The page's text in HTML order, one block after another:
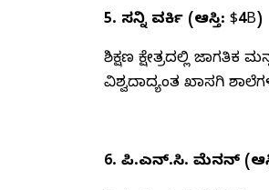
5. ಸನ್ನಿ ವರ್ಕಿ (ಆಸ್ತಿ: $4B)
ಶಿಕ್ಷಣ ಕ್ಷೇತ್ರದಲ್ಲಿ
ವಿಶ್ವದಾದ್ಯಂತ ಖಾಸಗಿ
6. ಪಿ.ಎನ್.ಸಿ. ಮೆನನ್